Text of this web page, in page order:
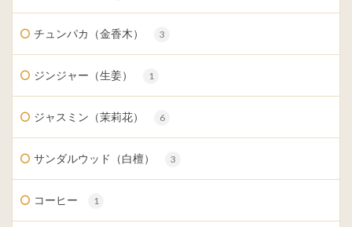
チュンパカ（金香木） 3
ジンジャー（生姜） 1
ジャスミン（茉莉花） 6
サンダルウッド（白檀） 3
コーヒー 1